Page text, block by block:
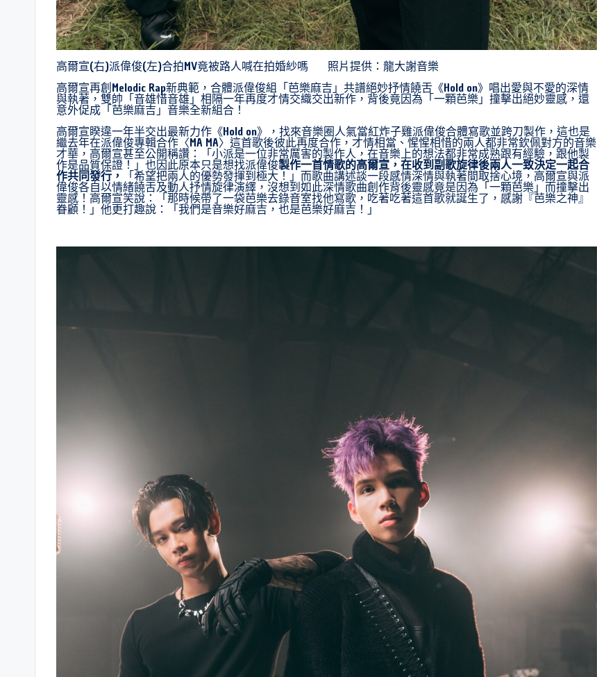
高爾宣(右)派偉俊(左)合拍MV竟被路人喊在拍婚紗嗎 照片提供：龍大謝音樂
高爾宣再創Melodic Rap新典範，合體派偉俊組「芭樂麻吉」共譜絕妙抒情饒舌《Hold on》唱出愛與不愛的深情
與執著，雙帥「音雄惜音雄」相隔一年再度才情交織交出新作，背後竟因為「一顆芭樂」撞擊出絕妙靈感，還
意外促成「芭樂麻吉」音樂全新組合！
高爾宣睽違一年半交出最新力作《Hold on》，找來音樂圈人氣當紅炸子雞派偉俊合體寫歌並跨刀製作，這也是
繼去年在派偉俊專輯合作〈MA MA〉這首歌後彼此再度合作，才情相當、惺惺相惜的兩人都非常欽佩對方的音樂
才華，高爾宣甚至公開稱讚：「小派是一位非常厲害的製作人，在音樂上的想法都非常成熟跟有經驗，跟他製
作是品質保證！」也因此原本只是想找派偉俊製作一首情歌的高爾宣，在收到副歌旋律後兩人一致決定一起合
作共同發行， 「希望把兩人的優勢發揮到極大！」而歌曲講述談一段感情深情與執著間取捨心境，高爾宣與派
偉俊各自以情緒饒舌及動人抒情旋律演繹，沒想到如此深情歌曲創作背後靈感竟是因為「一顆芭樂」而撞擊出
靈感！高爾宣笑說：「那時候帶了一袋芭樂去錄音室找他寫歌，吃著吃著這首歌就誕生了，感謝『芭樂之神』
眷顧！」他更打趣說：「我們是音樂好麻吉，也是芭樂好麻吉！」